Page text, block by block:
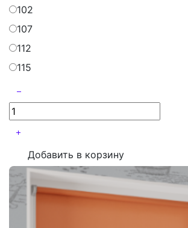
102
107
112
115
Добавить в корзину